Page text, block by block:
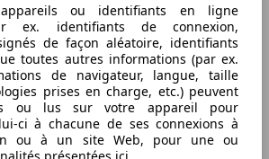
ou identifiants en ligne
ex. identifiants de connexion,
de façon aléatoire, identifiants
toutes autres informations (par ex.
de navigateur, langue, taille
prises en charge, etc.) peuvent
ou lus sur votre appareil pour
ci à chacune de ses connexions à
ou à un site Web, pour une ou